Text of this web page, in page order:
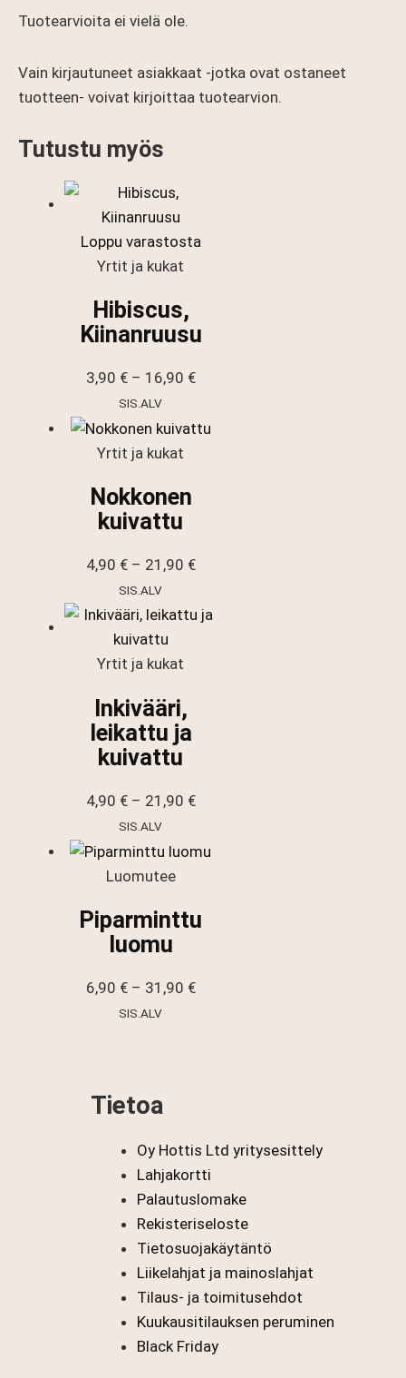
Tuotearvioita ei vielä ole.
Vain kirjautuneet asiakkaat -jotka ovat ostaneet
tuotteen- voivat kirjoittaa tuotearvion.
Tutustu myös
Loppu varastosta
Yrtit ja kukat
Hibiscus,
Kiinanruusu
3,90 € – 16,90 €Hintaluokka:
-
SIS.ALV
Yrtit ja kukat
Nokkonen
kuivattu
4,90 € – 21,90 €Hintaluokka:
-
SIS.ALV
Yrtit ja kukat
Inkivääri,
leikattu ja
kuivattu
4,90 € – 21,90 €Hintaluokka:
-
SIS.ALV
Luomutee
Piparminttu
luomu
6,90 € – 31,90 €Hintaluokka:
SIS.ALV
Tietoa
Oy Hottis Ltd yritysesittely
Lahjakortti
Palautuslomake
Rekisteriseloste
Tietosuojakäytäntö
Liikelahjat ja mainoslahjat
Tilaus- ja toimitusehdot
Kuukausitilauksen peruminen
Black Friday